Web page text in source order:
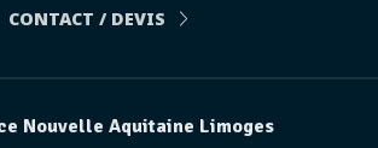
CONTACT / DEVIS
Nouvelle Aquitaine Limoges